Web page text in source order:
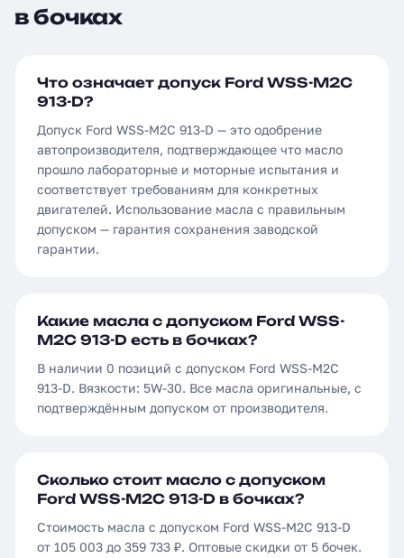
в бочках
Что означает допуск Ford WSS-M2C
913-D?
Допуск Ford WSS-M2C 913-D — это одобрение
автопроизводителя, подтверждающее что масло
прошло лабораторные и моторные испытания и
соответствует требованиям для конкретных
двигателей. Использование масла с правильным
допуском — гарантия сохранения заводской
гарантии.
Какие масла с допуском Ford WSS-
M2C 913-D есть в бочках?
В наличии 0 позиций с допуском Ford WSS-M2C
913-D. Вязкости: 5W-30. Все масла оригинальные, с
подтверждённым допуском от производителя.
Сколько стоит масло с допуском
Ford WSS-M2C 913-D в бочках?
Стоимость масла с допуском Ford WSS-M2C 913-D
от 105 003 до 359 733 ₽. Оптовые скидки от 5 бочек.